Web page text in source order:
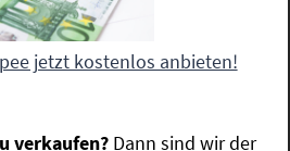
jetzt kostenlos anbieten!
verkaufen? Dann sind wir der